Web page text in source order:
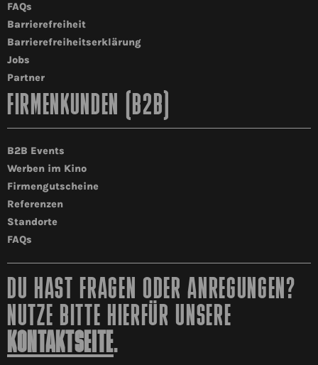
FAQs
Barrierefreiheit
Barrierefreiheitserklärung
Jobs
Partner
FIRMENKUNDEN (B2B)
B2B Events
Werben im Kino
Firmengutscheine
Referenzen
Standorte
FAQs
DU HAST FRAGEN ODER ANREGUNGEN?
NUTZE BITTE HIERFÜR UNSERE
KONTAKTSEITE.